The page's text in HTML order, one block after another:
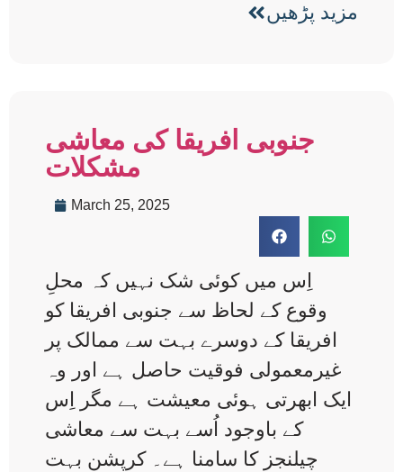
مزید پڑھیں
جنوبی افریقا کی معاشی
مشکلات
March 25, 2025
اِس میں کوئی شک نہیں کہ محلِ
وقوع کے لحاظ سے جنوبی افریقا کو
افریقا کے دوسرے بہت سے ممالک پر
غیرمعمولی فوقیت حاصل ہے اور وہ
ایک ابھرتی ہوئی معیشت ہے مگر اِس
کے باوجود اُسے بہت سے معاشی
چیلنجز کا سامنا ہے۔ کرپشن بہت